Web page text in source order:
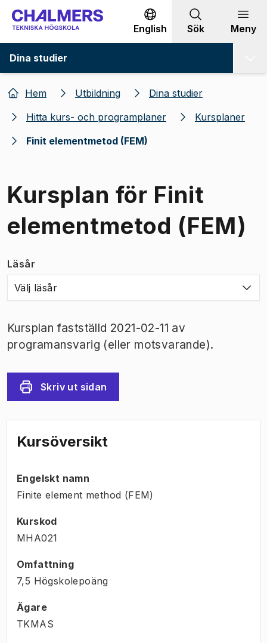
Gå till innehållet
English Sök Meny
Dina studier
Hem Utbildning
Dina studier
Hitta kurs- och programplaner
Kursplaner
Finit elementmetod (FEM)
Kursplan för Finit
elementmetod (FEM)
Läsår
Välj läsår
Kursplan fastställd 2021-02-11 av
programansvarig (eller motsvarande).
Skriv ut sidan
Kursöversikt
Engelskt namn
Finite element method (FEM)
Kurskod
MHA021
Omfattning
7,5 Högskolepoäng
Ägare
TKMAS